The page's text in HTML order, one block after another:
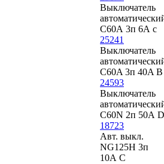
Выключатель
C60А 3п 6А c
25241
Выключатель
C60A 3п 40A B
24593
Выключатель
C60N 2п 50А D
18723
Авт. выкл.
NG125H 3п
10А C